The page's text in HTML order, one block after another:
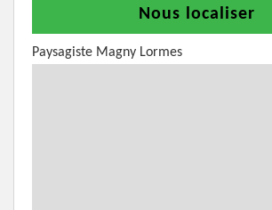
Nous localiser
Paysagiste Magny Lormes